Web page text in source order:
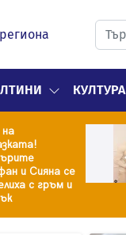
КУЛТУРА
на
и Сияна се
с гръм и